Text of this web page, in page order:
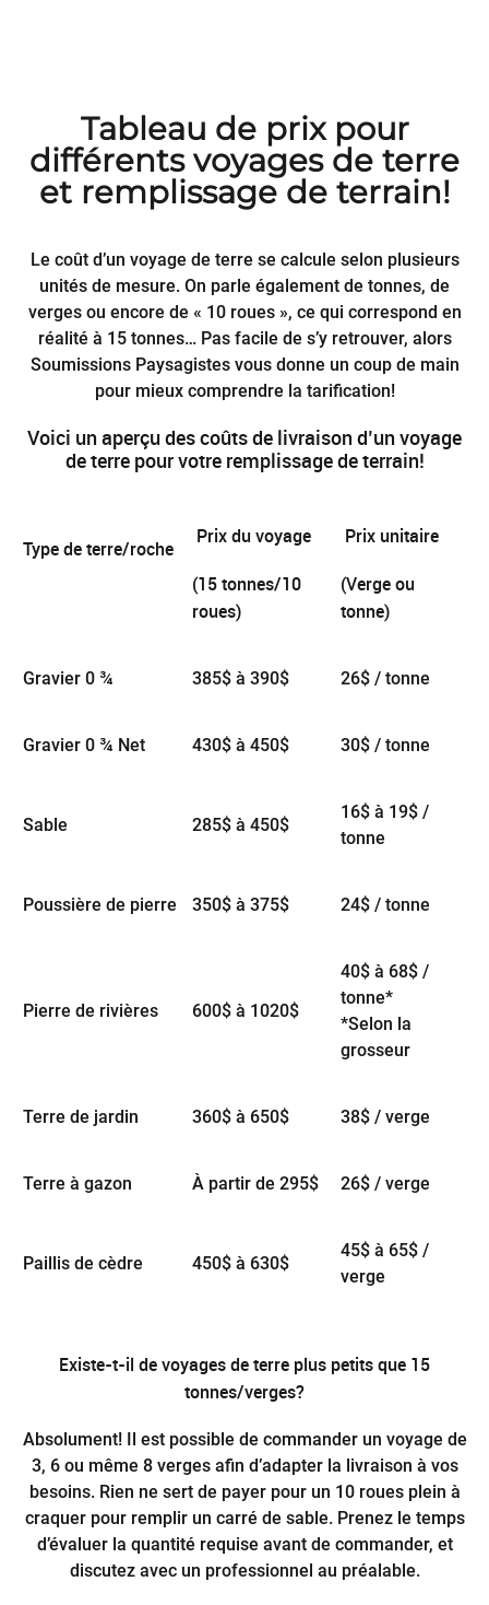
Tableau de prix pour
différents voyages de terre
et remplissage de terrain!
Le coût d’un voyage de terre se calcule selon plusieurs
unités de mesure. On parle également de tonnes, de
verges ou encore de « 10 roues », ce qui correspond en
réalité à 15 tonnes… Pas facile de s’y retrouver, alors
Soumissions Paysagistes vous donne un coup de main
pour mieux comprendre la tarification!
Voici un aperçu des coûts de livraison d’un voyage
de terre pour votre remplissage de terrain!
Type de terre/roche
Prix du voyage
(15 tonnes/10
roues)
Prix unitaire
(Verge ou
tonne)
Gravier 0 ¾ 385$ à 390$ 26$ / tonne
Gravier 0 ¾ Net 430$ à 450$ 30$ / tonne
Sable 285$ à 450$
16$ à 19$ /
tonne
Poussière de pierre 350$ à 375$ 24$ / tonne
Pierre de rivières 600$ à 1020$
40$ à 68$ /
tonne*
*Selon la
grosseur
Terre de jardin 360$ à 650$ 38$ / verge
Terre à gazon À partir de 295$ 26$ / verge
Paillis de cèdre 450$ à 630$
45$ à 65$ /
verge
Existe-t-il de voyages de terre plus petits que 15
tonnes/verges?
Absolument! Il est possible de commander un voyage de
3, 6 ou même 8 verges afin d’adapter la livraison à vos
besoins. Rien ne sert de payer pour un 10 roues plein à
craquer pour remplir un carré de sable. Prenez le temps
d’évaluer la quantité requise avant de commander, et
discutez avec un professionnel au préalable.